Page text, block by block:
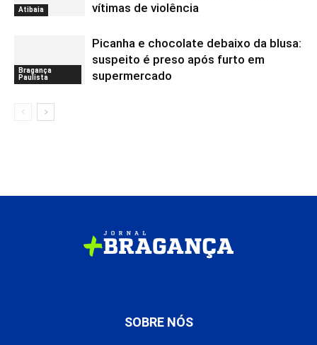
Atibaia
vítimas de violência
Bragança
Paulista
Picanha e chocolate debaixo da blusa:
suspeito é preso após furto em
supermercado
SOBRE NÓS